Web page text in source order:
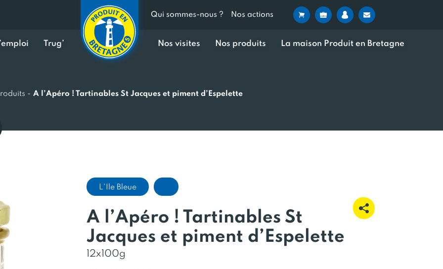
Qui sommes-nous ? Nos actions
Trug’ Nos visites Nos produits La maison Produit en Bretagne
- A l’Apéro ! Tartinables St Jacques et piment d’Espelette
L'Ile Bleue
A l’Apéro ! Tartinables St
Jacques et piment d’Espelette
12x100g